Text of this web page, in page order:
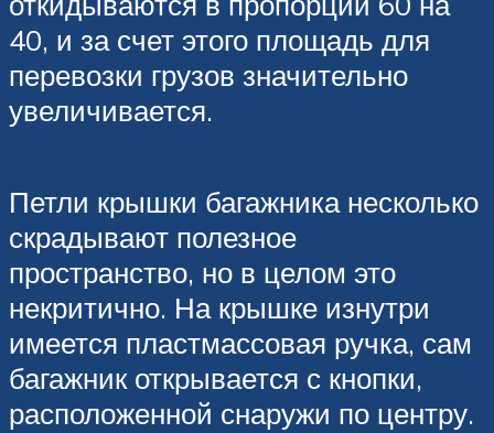
40, и за счет этого площадь для
перевозки грузов значительно
увеличивается.
Петли крышки багажника несколько
скрадывают полезное
пространство, но в целом это
некритично. На крышке изнутри
имеется пластмассовая ручка, сам
багажник открывается с кнопки,
расположенной снаружи по центру.